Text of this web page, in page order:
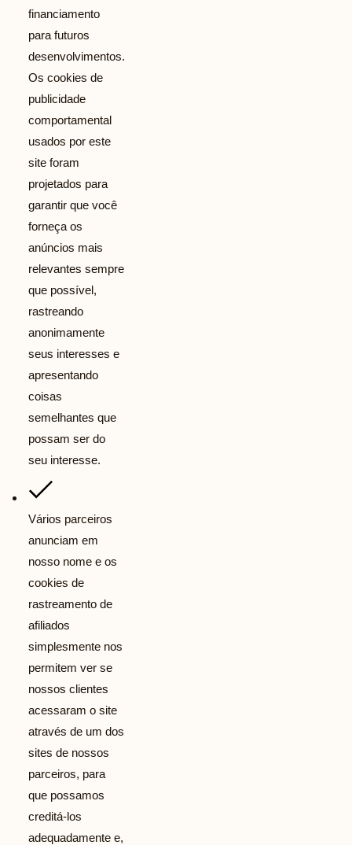
financiamento
para futuros
desenvolvimentos.
Os cookies de
publicidade
comportamental
usados ​​por este
site foram
projetados para
garantir que você
forneça os
anúncios mais
relevantes sempre
que possível,
rastreando
anonimamente
seus interesses e
apresentando
coisas
semelhantes que
possam ser do
seu interesse.
Vários parceiros
anunciam em
nosso nome e os
cookies de
rastreamento de
afiliados
simplesmente nos
permitem ver se
nossos clientes
acessaram o site
através de um dos
sites de nossos
parceiros, para
que possamos
creditá-los
adequadamente e,